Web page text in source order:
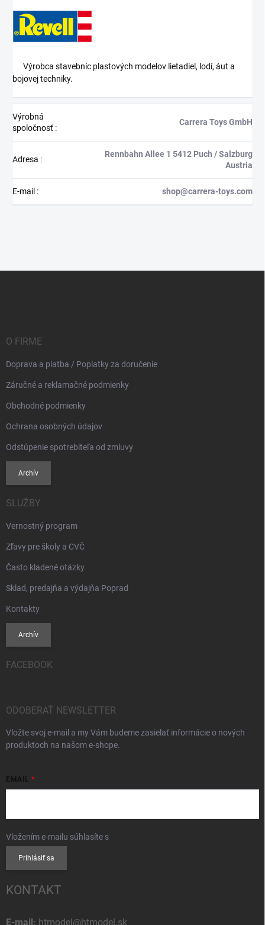
Výrobca stavebníc plastových modelov lietadiel, lodí, áut a
bojovej techniky.
Výrobná
spoločnosť:
Carrera Toys GmbH
Adresa :
Rennbahn Allee 1 5412 Puch / Salzburg
Austria
E-mail : shop@carrera-toys.com
O FIRME
Doprava a platba / Poplatky za doručenie
Záručné a reklamačné podmienky
Obchodné podmienky
Ochrana osobných údajov
Odstúpenie spotrebiteľa od zmluvy
Archív
SLUŽBY
Vernostný program
Zľavy pre školy a CVČ
Často kladené otázky
Sklad, predajňa a výdajňa Poprad
Kontakty
Archív
FACEBOOK
ODOBERAŤ NEWSLETTER
Vložte svoj e-mail a my Vám budeme zasielať informácie o nových
produktoch na našom e-shope.
EMAIL
Vložením e-mailu súhlasíte s
Prihlásiť sa
KONTAKT
E-mail: htmodel@htmodel.sk